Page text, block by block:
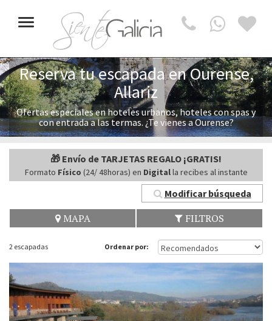
Toggle
navigation
Reserva tu escapada en Ourense,
Allariz
Ofertas especiales en hoteles urbanos, hoteles con spas y
con entrada a las termas. ¿Te vienes a Ourense?
🎁 Envío de TARJETAS REGALO ¡GRATIS!
Formato Físico (24/ 48horas) en Digitalla recibes al instante
Modificar búsqueda
MAPA FILTROS
2 escapadas Ordenar por: